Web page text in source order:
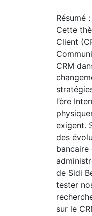
Résumé :
Cette
Client
CRM
l’ère
exigent.
des
bancaire
de Sidi
tester
sur le